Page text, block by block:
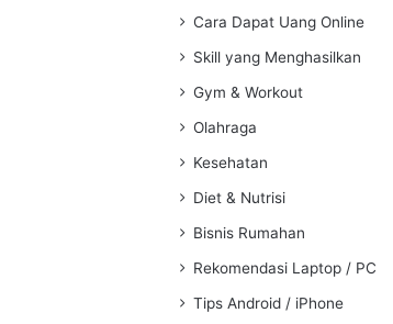
Cara Dapat Uang Online
Skill yang Menghasilkan
Gym & Workout
Olahraga
Kesehatan
Diet & Nutrisi
Bisnis Rumahan
Rekomendasi Laptop / PC
Tips Android / iPhone